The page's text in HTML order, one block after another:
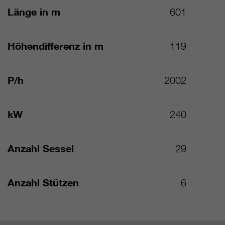
Länge in m 601
Höhendifferenz in m 119
P/h 2002
kW 240
Anzahl Sessel 29
Anzahl Stützen 6